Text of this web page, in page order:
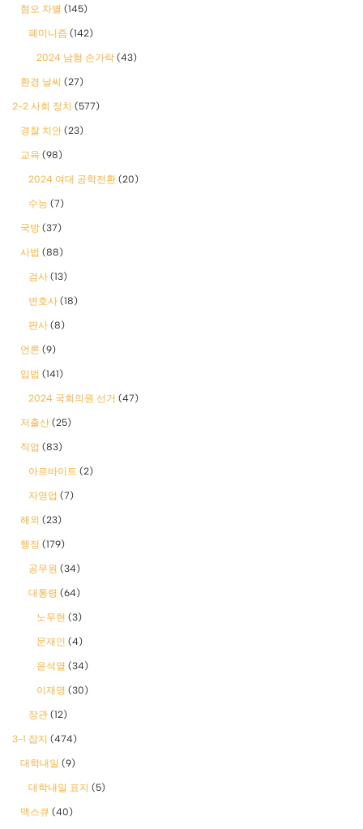
혐오 차별 (145)
폐미니즘 (142)
2024 남혐 손가락 (43)
환경 날씨 (27)
2-2 사회 정치 (577)
경찰 치안 (23)
교육 (98)
2024 여대 공학전환 (20)
수능 (7)
국방 (37)
사법 (88)
검사 (13)
변호사 (18)
판사 (8)
언론 (9)
입법 (141)
2024 국회의원 선거 (47)
저출산 (25)
직업 (83)
아르바이트 (2)
자영업 (7)
해외 (23)
행정 (179)
공무원 (34)
대통령 (64)
노무현 (3)
문재인 (4)
윤석열 (34)
이재명 (30)
장관 (12)
3-1 잡지 (474)
대학내일 (9)
대학내일 표지 (5)
맥스큐 (40)